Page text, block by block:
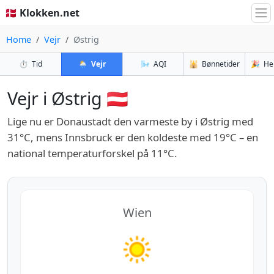
🇩🇰 Klokken.net
Home Vejr Østrig
⏱️ Tid 🌦️ Vejr 🌬️ AQI 🕌 Bønnetider 🎉
Vejr i Østrig 🇦🇹
Lige nu er Donaustadt den varmeste by i Østrig med
31°C, mens Innsbruck er den koldeste med 19°C – en
national temperaturforskel på 11°C.
Wien